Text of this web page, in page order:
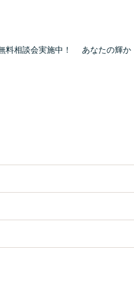
無料相談会実施中！ あなたの輝か